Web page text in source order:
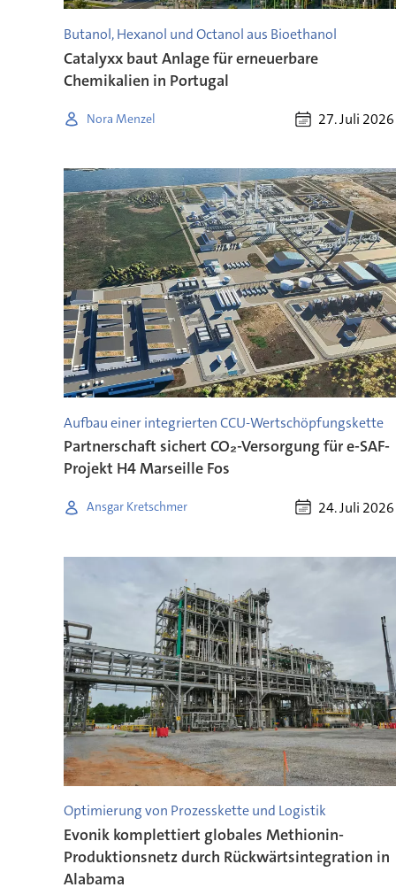
Butanol, Hexanol und Octanol aus Bioethanol
Catalyxx baut Anlage für erneuerbare
Chemikalien in Portugal
Nora Menzel 27. Juli 2026
Aufbau einer integrierten CCU-Wertschöpfungskette
Partnerschaft sichert CO₂-Versorgung für e-SAF-
Projekt H4 Marseille Fos
Ansgar Kretschmer 24. Juli 2026
Optimierung von Prozesskette und Logistik
Evonik komplettiert globales Methionin-
Produktionsnetz durch Rückwärtsintegration in
Alabama